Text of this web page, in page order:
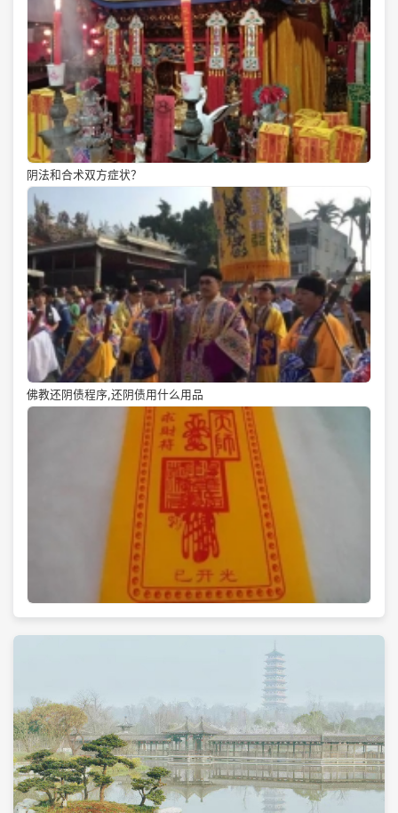
阴法和合术双方症状？
佛教还阴债程序,还阴债用什么用品